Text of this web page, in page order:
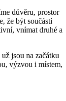
důvěru, prostor
že být součástí
vnímat druhé a
jsou na začátku
výzvou i místem,